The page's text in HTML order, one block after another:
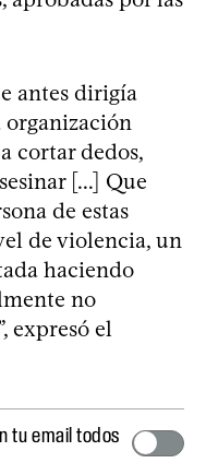
antes dirigía
organización
cortar dedos,
[...] Que
de estas
de violencia, un
haciendo
no
expresó el
tu email todos